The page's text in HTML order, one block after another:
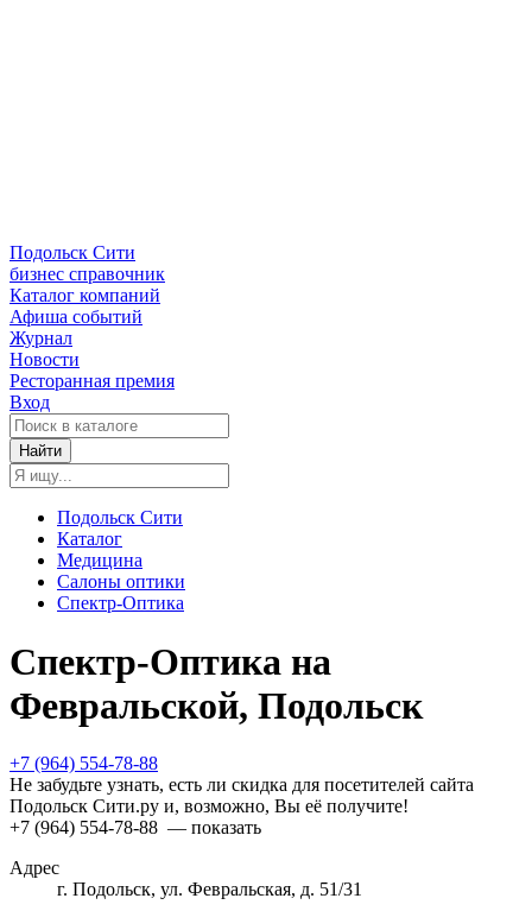
Подольск Сити
бизнес справочник
Каталог компаний
Афиша событий
Журнал
Новости
Ресторанная премия
Вход
Найти
Подольск Сити
Каталог
Медицина
Салоны оптики
Спектр-Оптика
Спектр-Оптика на
Февральской, Подольск
+7 (964) 554-78-88
Не забудьте узнать, есть ли скидка для посетителей сайта
Подольск Сити.ру и, возможно, Вы её получите!
+7 (964) 554-78-88 — показать
Адрес
г. Подольск, ул. Февральская, д. 51/31